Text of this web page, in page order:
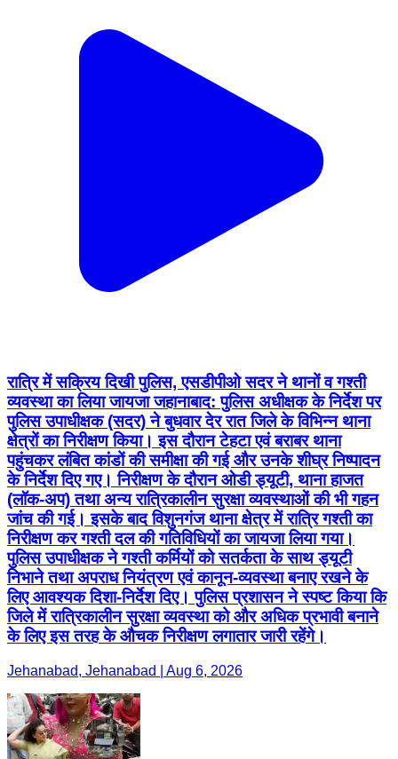
रात्रि में सक्रिय दिखी पुलिस, एसडीपीओ सदर ने थानों व गश्ती
व्यवस्था का लिया जायजा जहानाबाद: पुलिस अधीक्षक के निर्देश पर
पुलिस उपाधीक्षक (सदर) ने बुधवार देर रात जिले के विभिन्न थाना
क्षेत्रों का निरीक्षण किया। इस दौरान टेहटा एवं बराबर थाना
पहुंचकर लंबित कांडों की समीक्षा की गई और उनके शीघ्र निष्पादन
के निर्देश दिए गए। निरीक्षण के दौरान ओडी ड्यूटी, थाना हाजत
(लॉक-अप) तथा अन्य रात्रिकालीन सुरक्षा व्यवस्थाओं की भी गहन
जांच की गई। इसके बाद विशुनगंज थाना क्षेत्र में रात्रि गश्ती का
निरीक्षण कर गश्ती दल की गतिविधियों का जायजा लिया गया।
पुलिस उपाधीक्षक ने गश्ती कर्मियों को सतर्कता के साथ ड्यूटी
निभाने तथा अपराध नियंत्रण एवं कानून-व्यवस्था बनाए रखने के
लिए आवश्यक दिशा-निर्देश दिए। पुलिस प्रशासन ने स्पष्ट किया कि
जिले में रात्रिकालीन सुरक्षा व्यवस्था को और अधिक प्रभावी बनाने
के लिए इस तरह के औचक निरीक्षण लगातार जारी रहेंगे।
Jehanabad, Jehanabad | Aug 6, 2026